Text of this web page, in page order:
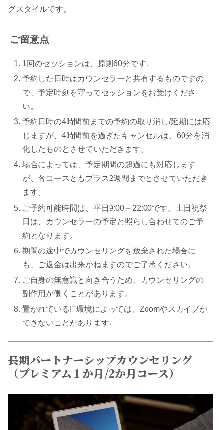
グスタイルです。
ご留意点
1回のセッションは、原則60分です。
予約した日時はカウンセラーと共有するものですの
で、予定時刻を守ってセッションをお受けくださ
い。
予約日時の4時間前までの予約の取り消し/延期には応
じますが、4時間前を過ぎたキャンセルは、60分を消
化したものとさせていただきます。
場合によっては、予定期間の超過にも対応します
が、各コースともプラス2週間までとさせていただき
ます。
ご予約可能時間は、平日9:00～22:00です。土日祝祭
日は、カウンセラーの予定と照らし合わせてのご予
約となります。
期間の途中でカウンセリングを放棄された場合に
も、ご返金は出来かねますのでご了承ください。
ご自身の無意識と向き合うため、カウンセリングの
副作用が働くことがあります。
​置かれているIT環境によっては、Zoomやスカイプが
できないことがあります。
長期パートナーシップカウンセリング
（プレミアム１か月/2か月コース）